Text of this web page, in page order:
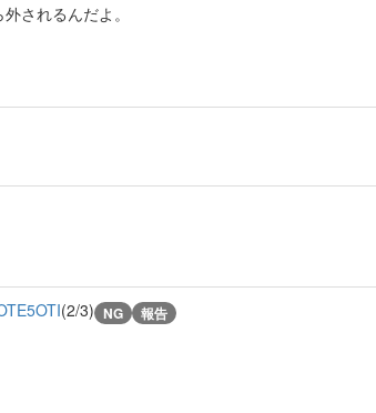
されるんだよ。
(2/3) NG 報告